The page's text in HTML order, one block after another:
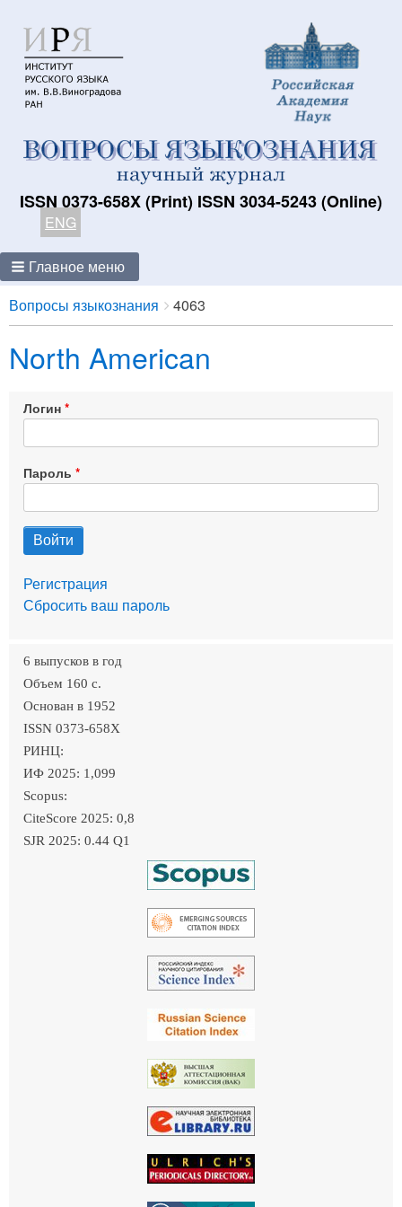
ISSN 0373-658X (Print) ISSN 3034-5243 (Online)
ENG
Главное меню
Breadcrumbs
You
are
here:
Вопросы языкознания 4063
North American
Логин
Пароль
Регистрация
Сбросить ваш пароль
6 выпусков в год
Объем 160 c.
Основан в 1952
ISSN 0373-658X
РИНЦ:
ИФ 2025: 1,099
Scopus:
CiteScore 2025: 0,8
SJR 2025: 0.44 Q1